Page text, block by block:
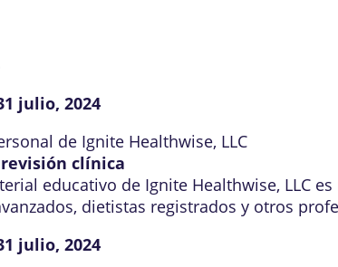
julio, 2024
de Ignite Healthwise, LLC
clínica
educativo de Ignite Healthwise, LLC
dietistas registrados y otros
julio, 2024